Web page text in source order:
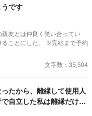
姉様はズル
約者！ 前世では弟を立てる
発揮したいと思います！」 ⑥
契約書とおふだにご用心」 ⑦
伯爵親子の罠にハマり無一文
はポーカーフェイスの美女で
したかったなぁ、なん
うです
友とは仲良く笑い合ってい
た。 ※完結まで予約
文字数：35,504
たから、離縁して使用人
自立した私は離縁だけさ